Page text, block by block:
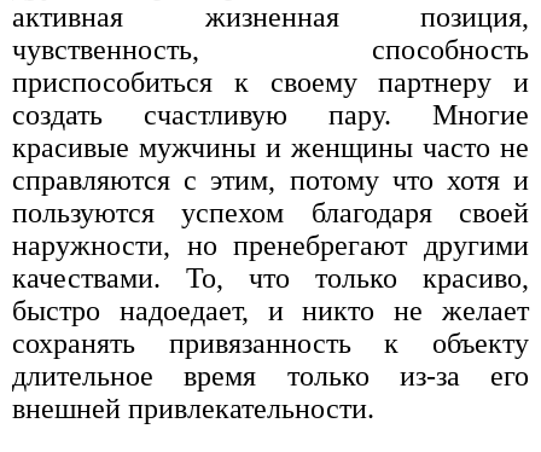
активная жизненная позиция,
чувственность, способность
приспособиться к своему партнеру и
создать счастливую пару. Многие
красивые мужчины и женщины часто не
справляются с этим, потому что хотя и
пользуются успехом благодаря своей
наружности, но пренебрегают другими
качествами. То, что только красиво,
быстро надоедает, и никто не желает
сохранять привязанность к объекту
длительное время только из-за его
внешней привлекательности.